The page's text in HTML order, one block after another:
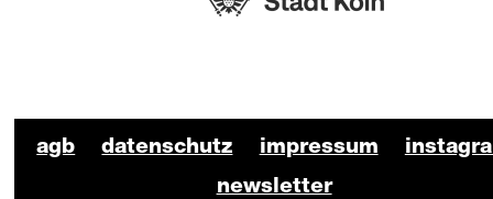
agb datenschutz impressum
newsletter